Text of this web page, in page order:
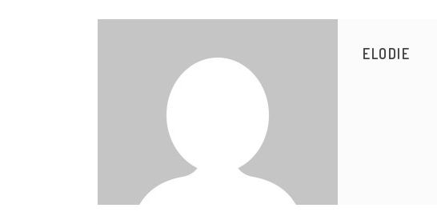
ELODIE